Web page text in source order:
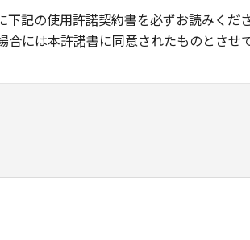
下記の使用許諾契約書を必ずお読みくださ
には本許諾書に同意されたものとさせ